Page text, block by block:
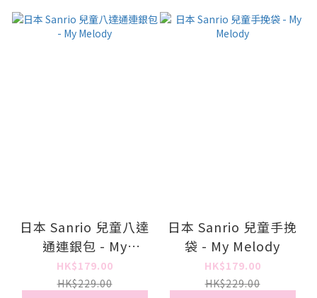
日本 Sanrio 兒童八達
通連銀包 - My
Melody
HK$179.00
HK$229.00
日本 Sanrio 兒童手挽
袋 - My Melody
HK$179.00
HK$229.00